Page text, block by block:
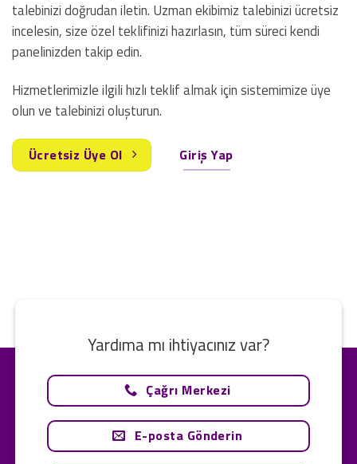
talebinizi doğrudan iletin. Uzman ekibimiz talebinizi ücretsiz
incelesin, size özel teklifinizi hazırlasın, tüm süreci kendi
panelinizden takip edin.
Hizmetlerimizle ilgili hızlı teklif almak için sistemimize üye
olun ve talebinizi oluşturun.
Ücretsiz Üye Ol Giriş Yap
Yardıma mı ihtiyacınız var?
Çağrı Merkezi
E-posta Gönderin